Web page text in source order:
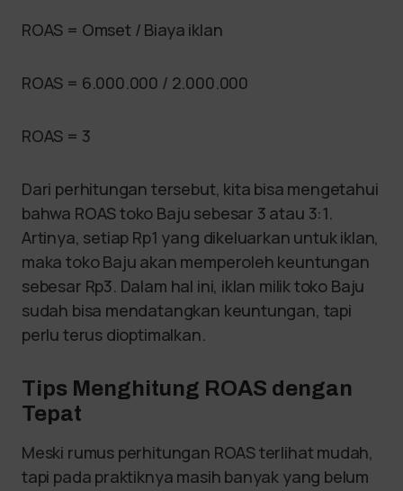
ROAS = Omset / Biaya iklan
ROAS = 6.000.000 / 2.000.000
ROAS = 3
Dari perhitungan tersebut, kita bisa mengetahui
bahwa ROAS toko Baju sebesar 3 atau 3:1.
Artinya, setiap Rp1 yang dikeluarkan untuk iklan,
maka toko Baju akan memperoleh keuntungan
sebesar Rp3. Dalam hal ini, iklan milik toko Baju
sudah bisa mendatangkan keuntungan, tapi
perlu terus dioptimalkan.
Tips Menghitung ROAS dengan
Tepat
Meski rumus perhitungan ROAS terlihat mudah,
tapi pada praktiknya masih banyak yang belum